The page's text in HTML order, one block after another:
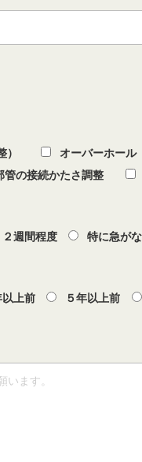
）
オーバーホー
管の接続かたさ調整
２週間程度 特に急が
以上前 ５年以上前